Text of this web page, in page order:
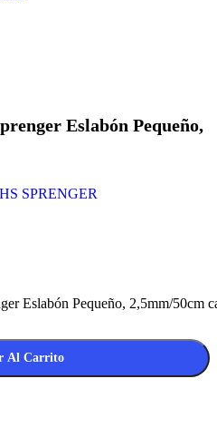
Eslabón Pequeño,
HS SPRENGER
Eslabón Pequeño, 2,5mm/50cm
Al Carrito